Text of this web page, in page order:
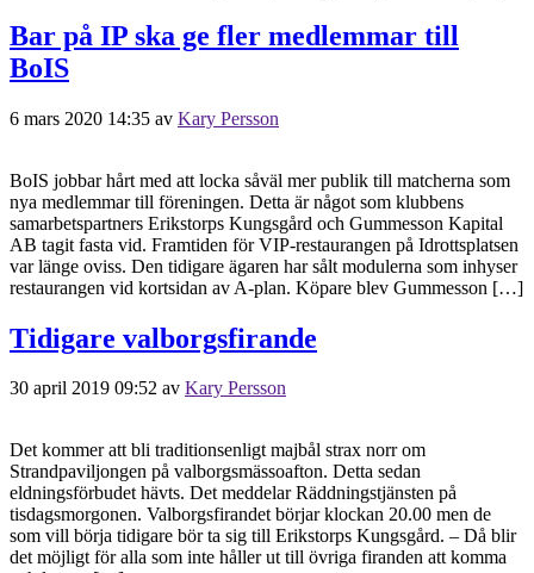
Bar på IP ska ge fler medlemmar till
BoIS
6 mars 2020 14:35 av Kary Persson
BoIS jobbar hårt med att locka såväl mer publik till matcherna som
nya medlemmar till föreningen. Detta är något som klubbens
samarbetspartners Erikstorps Kungsgård och Gummesson Kapital
AB tagit fasta vid. Framtiden för VIP-restaurangen på Idrottsplatsen
var länge oviss. Den tidigare ägaren har sålt modulerna som inhyser
restaurangen vid kortsidan av A-plan. Köpare blev Gummesson […]
Tidigare valborgsfirande
30 april 2019 09:52 av Kary Persson
Det kommer att bli traditionsenligt majbål strax norr om
Strandpaviljongen på valborgsmässoafton. Detta sedan
eldningsförbudet hävts. Det meddelar Räddningstjänsten på
tisdagsmorgonen. Valborgsfirandet börjar klockan 20.00 men de
som vill börja tidigare bör ta sig till Erikstorps Kungsgård. – Då blir
det möjligt för alla som inte håller ut till övriga firanden att komma